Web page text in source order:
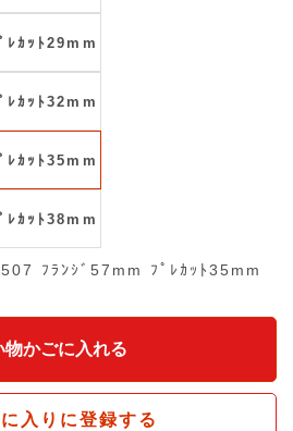
ﾚｶｯﾄ29mm
ﾚｶｯﾄ32mm
ﾚｶｯﾄ35mm
ﾚｶｯﾄ38mm
ﾌﾗﾝｼﾞ57mm ﾌﾟﾚｶｯﾄ35mm
入りに登録する